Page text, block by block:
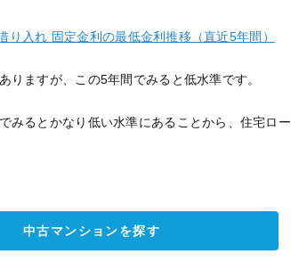
入れ 固定金利の最低金利推移（直近5年間）
りますが、この5年間でみると低水準です。
みるとかなり低い水準にあることから、住宅ロ
中古マンションを探す